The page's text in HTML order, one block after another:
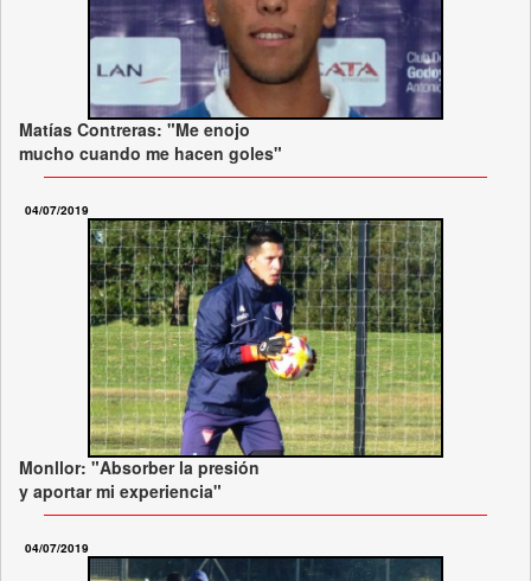
Matías Contreras: "Me enojo
mucho cuando me hacen goles"
04/07/2019
Monllor: "Absorber la presión
y aportar mi experiencia"
04/07/2019